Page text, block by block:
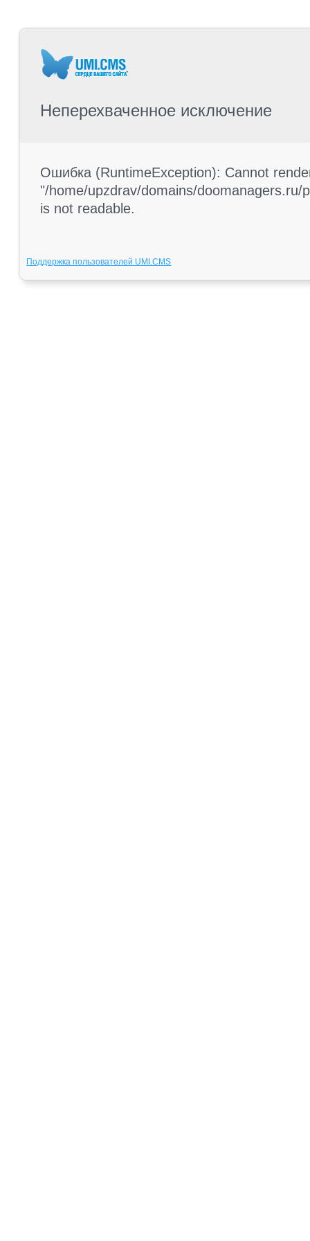
Неперехваченное исключение
Ошибка (RuntimeException): Cannot
"/home/upzdrav/domains/
is not readable.
Поддержка пользователей UMI.CMS